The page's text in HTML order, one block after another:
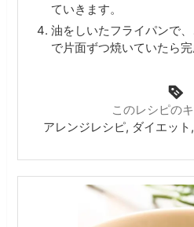
ていきます。
油をしいたフライパンで
で片面ずつ焼いていたら完
このレシピの
アレンジレシピ, ダイエッ